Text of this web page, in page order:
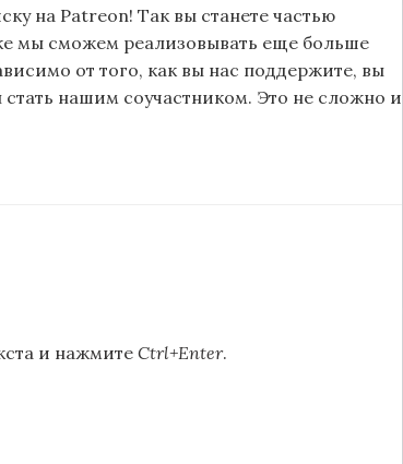
на Patreon! Так вы станете частью
мы сможем реализовывать еще больше
от того, как вы нас поддержите, вы
нашим соучастником. Это не сложно и
и нажмите Ctrl+Enter.